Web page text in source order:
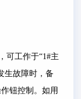
可工作于“1#主
生故障时，备
钮控制。如用